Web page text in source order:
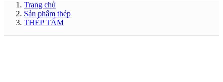
Trang chủ
Sản phẩm thép
THÉP TẤM